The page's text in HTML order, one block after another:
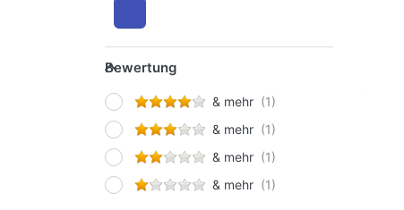
Bewertung
Bewertung
& mehr
& mehr
& mehr
& mehr